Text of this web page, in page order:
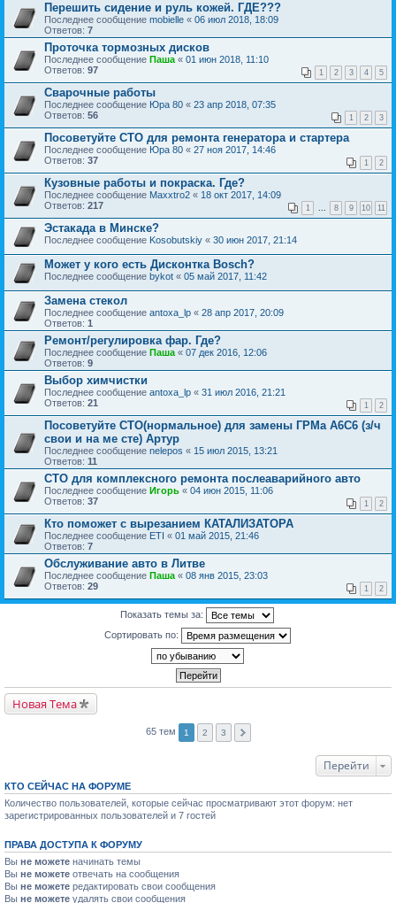
Перешить сидение и руль кожей. ГДЕ???
Последнее сообщение mobielle « 06 июл 2018, 18:09
Ответов: 7
Проточка тормозных дисков
Последнее сообщение Паша « 01 июн 2018, 11:10
Ответов: 97 1 2 3 4 5
Сварочные работы
Последнее сообщение Юра 80 « 23 апр 2018, 07:35
Ответов: 56 1 2 3
Посоветуйте СТО для ремонта генератора и стартера
Последнее сообщение Юра 80 « 27 ноя 2017, 14:46
Ответов: 37 1 2
Кузовные работы и покраска. Где?
Последнее сообщение Maxxtro2 « 18 окт 2017, 14:09
Ответов: 217 1 ... 8 9 10 11
Эстакада в Минске?
Последнее сообщение Kosobutskiy « 30 июн 2017, 21:14
Может у кого есть Дисконтка Bosch?
Последнее сообщение bykot « 05 май 2017, 11:42
Замена стекол
Последнее сообщение antoxa_lp « 28 апр 2017, 20:09
Ответов: 1
Ремонт/регулировка фар. Где?
Последнее сообщение Паша « 07 дек 2016, 12:06
Ответов: 9
Выбор химчистки
Последнее сообщение antoxa_lp « 31 июл 2016, 21:21
Ответов: 21 1 2
Посоветуйте СТО(нормальное) для замены ГРМа А6С6 (з/ч
свои и на ме сте) Артур
Последнее сообщение nelepos « 15 июл 2015, 13:21
Ответов: 11
СТО для комплексного ремонта послеаварийного авто
Последнее сообщение Игорь « 04 июн 2015, 11:06
Ответов: 37 1 2
Кто поможет с вырезанием КАТАЛИЗАТОРА
Последнее сообщение ETI « 01 май 2015, 21:46
Ответов: 7
Обслуживание авто в Литве
Последнее сообщение Паша « 08 янв 2015, 23:03
Ответов: 29 1 2
Показать темы за:
Сортировать по:
Новая Тема
65 тем 1 2 3
Перейти
КТО СЕЙЧАС НА ФОРУМЕ
Количество пользователей, которые сейчас просматривают этот форум: нет
зарегистрированных пользователей и 7 гостей
ПРАВА ДОСТУПА К ФОРУМУ
Вы не можете начинать темы
Вы не можете отвечать на сообщения
Вы не можете редактировать свои сообщения
Вы не можете удалять свои сообщения